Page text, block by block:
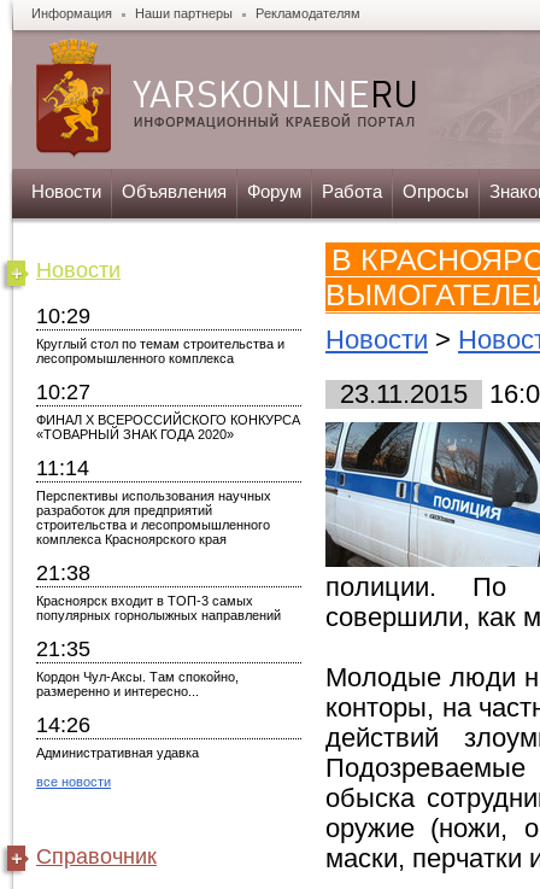
Информация Наши партнеры Рекламодателям
Новости Объявления Форум Работа Опросы
Новости
10:29
Круглый стол по темам строительства и
лесопромышленного комплекса
10:27
ФИНАЛ X ВСЕРОССИЙСКОГО КОНКУРСА
«ТОВАРНЫЙ ЗНАК ГОДА 2020»
11:14
Перспективы использования научных
разработок для предприятий
строительства и лесопромышленного
комплекса Красноярского края
21:38
Красноярск входит в ТОП-3 самых
популярных горнолыжных направлений
21:35
Кордон Чул-Аксы. Там спокойно,
размеренно и интересно...
14:26
Административная удавка
все новости
Справочник
В
Новости >
23.11.2015
полиции. По
совершили, как
Молодые люди
конторы, на
действий
обыска
оружие (ножи,
маски, перчатки